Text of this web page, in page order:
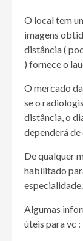
O local tem
imagens
distância (
) fornece o
O mercado
se o
distância, o
dependerá
De qualquer
habilitado
especialidade.
Algumas
úteis para vc :